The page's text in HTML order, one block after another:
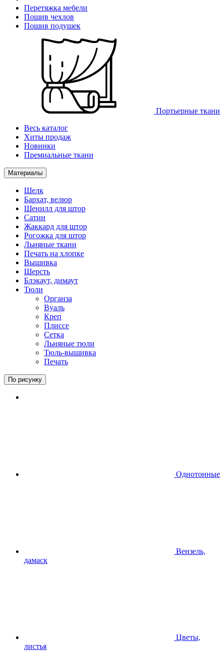
Перетяжка мебели
Пошив чехлов
Пошив подушек
Портьерные ткани
Весь каталог
Хиты продаж
Новинки
Премиальные ткани
Материалы
Шелк
Бархат, велюр
Шенилл для штор
Сатин
Жаккард для штор
Рогожка для штор
Льняные ткани
Печать на хлопке
Вышивка
Шерсть
Блэкаут, димаут
Тюли
Органза
Вуаль
Креп
Плиссе
Сетка
Льняные тюли
Тюль-вышивка
Печать
По рисунку
Однотонные
Вензель,
дамаск
Цветы,
листья